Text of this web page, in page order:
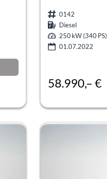
0142
Diesel
250 kW (340 PS)
01.07.2022
58.990,– €